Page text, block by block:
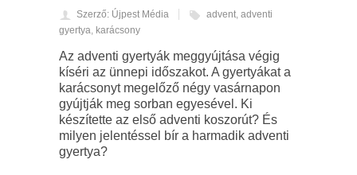
Szerző: Újpest Média advent, adventi
gyertya, karácsony
Az adventi gyertyák meggyújtása végig
kíséri az ünnepi időszakot. A gyertyákat a
karácsonyt megelőző négy vasárnapon
gyújtják meg sorban egyesével. Ki
készítette az első adventi koszorút? És
milyen jelentéssel bír a harmadik adventi
gyertya?